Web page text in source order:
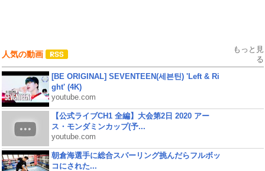
人気の動画
もっと見
る
[BE ORIGINAL] SEVENTEEN(세븐틴) 'Left & Ri
ght' (4K)
youtube.com
【公式ライブCH1 全編】大会第2日 2020 アー
ス・モンダミンカップ(予...
youtube.com
朝倉海選手に総合スパーリング挑んだらフルボッ
コにされた...